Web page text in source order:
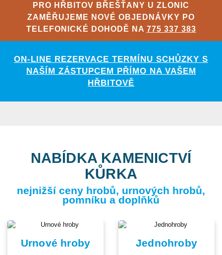
PRO HŘBITOV BŘEŠŤANY U ZLONIC
ZAMĚŘUJEME NOVÉ OBJEDNÁVKY PO
TELEFONICKÉ DOHODĚ NA 775 337 383
ON-LINE REZERVACE TERMÍNU SCHŮZKY S
NAŠÍM ZÁSTUPCEM PŘÍMO NA VAŠEM
HŘBITOVĚ
NABÍDKA KAMENICTVÍ
KŮRKA
nejnižší ceny hrobů, urnových hrobů,
pomníku a doplňků
Urnové hroby Jednohroby